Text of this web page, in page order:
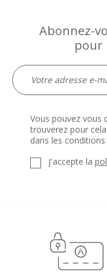
Abonnez-
pour
Vous pouvez vous
trouverez pour
dans les
J'accepte la